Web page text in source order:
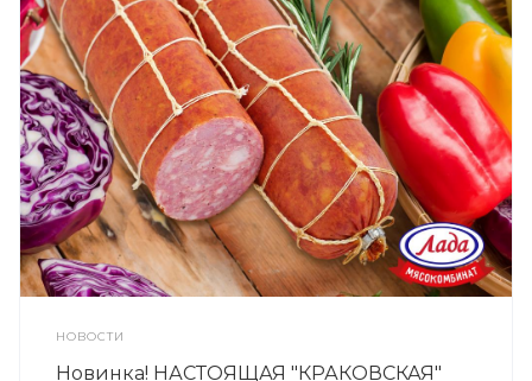
НОВОСТИ
Новинка! НАСТОЯЩАЯ "КРАКОВСКАЯ"